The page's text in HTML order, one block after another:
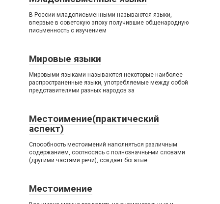
В России младописьменными называются языки,
впервые в советскую эпоху получившие общенародную
письменность с изучением
Мировые языки
Мировыми языками называются некоторые наиболее
распространенные языки, употребляемые между собой
представителями разных народов за
Местоимение(практический
аспект)
Способность местоимений наполняться различным
содержанием, соотносясь с полнозначны-ми словами
(другими частями речи), создает богатые
Местоимение